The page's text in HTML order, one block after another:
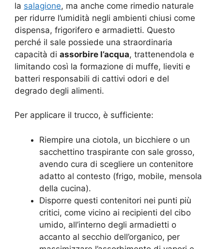
la salagione, ma anche come rimedio naturale
per ridurre l’umidità negli ambienti chiusi come
dispensa, frigorifero e armadietti. Questo
perché il sale possiede una straordinaria
capacità di assorbire l’acqua, trattenendola e
limitando così la formazione di muffe, lieviti e
batteri responsabili di cattivi odori e del
degrado degli alimenti.
Per applicare il trucco, è sufficiente:
Riempire una ciotola, un bicchiere o un
sacchettino traspirante con sale grosso,
avendo cura di scegliere un contenitore
adatto al contesto (frigo, mobile, mensola
della cucina).
Disporre questi contenitori nei punti più
critici, come vicino ai recipienti del cibo
umido, all’interno degli armadietti o
accanto al secchio dell’organico, per